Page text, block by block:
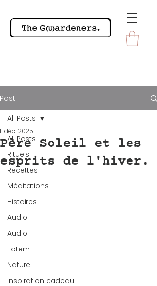
Post
All Posts
Rituels
Recettes
Méditations
Histoires
Audio
Audio
Totem
Nature
Inspiration cadeau
All Posts
Père Soleil et les
esprits de l'hiver.
11 déc. 2025